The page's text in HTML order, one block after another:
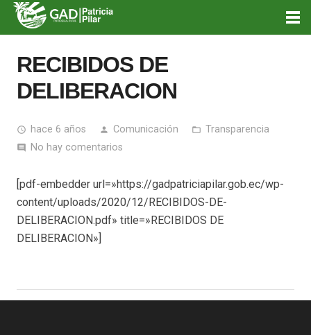
RECIBIDOS DE
DELIBERACION
access_time hace 6 años person Comunicación folder_open Transparencia
comment No hay comentarios
[pdf-embedder url=»https://gadpatriciapilar.gob.ec/wp-
content/uploads/2020/12/RECIBIDOS-DE-
DELIBERACION.pdf» title=»RECIBIDOS DE
DELIBERACION»]